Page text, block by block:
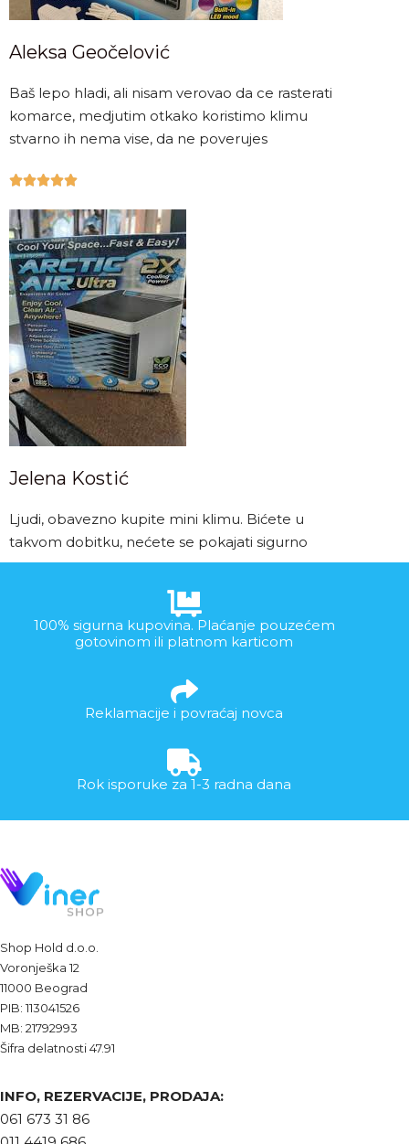
Aleksa Geočelović
Baš lepo hladi, ali nisam verovao da ce rasterati
komarce, medjutim otkako koristimo klimu
stvarno ih nema vise, da ne poverujes

Jelena Kostić
Ljudi, obavezno kupite mini klimu. Bićete u
takvom dobitku, nećete se pokajati sigurno
100% sigurna kupovina. Plaćanje pouzećem
gotovinom ili platnom karticom
Reklamacije i povraćaj novca
Rok isporuke za 1-3 radna dana
Shop Hold d.o.o.
Voronješka 12
11000 Beograd
PIB: 113041526
MB: 21792993
Šifra delatnosti 47.91
INFO, REZERVACIJE, PRODAJA:
061 673 31 86